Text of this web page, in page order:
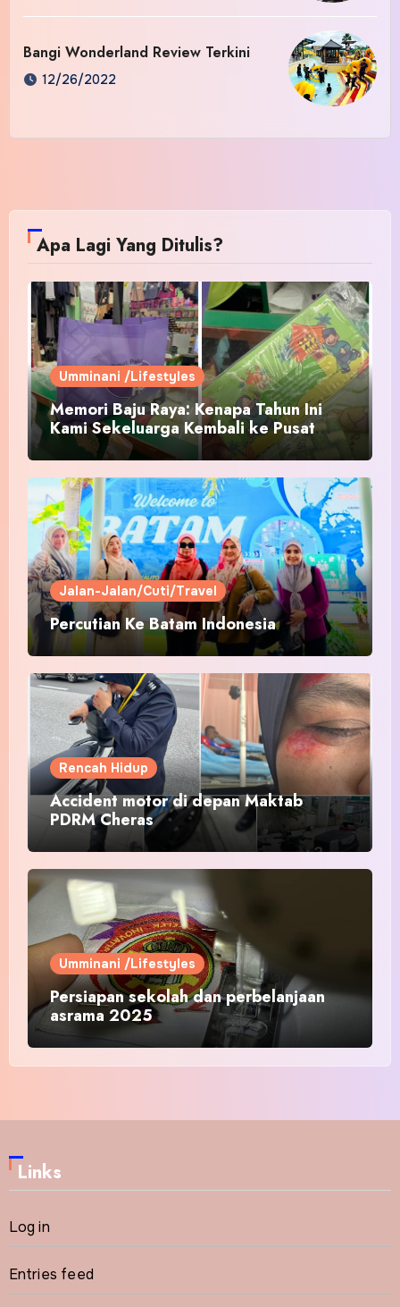
Bangi Wonderland Review Terkini
12/26/2022
Apa Lagi Yang Ditulis?
Umminani /Lifestyles
Memori Baju Raya: Kenapa Tahun Ini
Kami Sekeluarga Kembali ke Pusat
Pakaian Hari-Hari?
Jalan-Jalan/Cuti/Travel
Percutian Ke Batam Indonesia
Rencah Hidup
Accident motor di depan Maktab
PDRM Cheras
Umminani /Lifestyles
Persiapan sekolah dan perbelanjaan
asrama 2025
Links
Log in
Entries feed